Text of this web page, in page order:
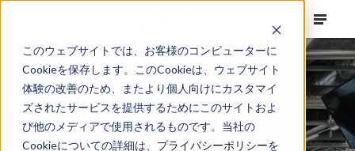
このウェブサイトでは、お客様のコンピューターに
Cookieを保存します。このCookieは、ウェブサイト
体験の改善のため、またより個人向けにカスタマイ
ズされたサービスを提供するためにこのサイトおよ
び他のメディアで使用されるものです。当社の
Cookieについての詳細は、 プライバシーポリシーを